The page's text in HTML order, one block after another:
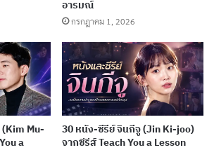
แมนติกของเจ้าสาวผู้ถูกมองข้าม
วิว-เรื่องย่อ] Recommendations from Mr.
(2026) อนิเมะแฟนตาซีย้อนยุค
กรกฎาคม 6, 2026
191 อนิเมะพากย์ไทย 2026 จาก Muse และ Ani-
อารมณ์
กรกฎาคม 1, 2026
Mu-
a
30 หนัง-ซีรีย์ จินกีจู (Jin Ki-joo)
จากซีรีส์ Teach You a Lesson